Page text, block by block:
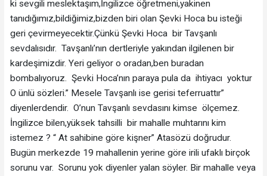
ki sevgili meslektaşım,İngilizce öğretmeni,yakinen
tanıdığımız,bildiğimiz,bizden biri olan Şevki Hoca bu isteği
geri çevirmeyecektir.Çünkü Şevki Hoca bir Tavşanlı
sevdalısıdır. Tavşanlı’nın dertleriyle yakından ilgilenen bir
kardeşimizdir. Yeri geliyor o oradan,ben buradan
bombalıyoruz. Şevki Hoca’nın paraya pula da ihtiyacı yoktur
O ünlü sözleri.” Mesele Tavşanlı ise gerisi teferruattır”
diyenlerdendir. O’nun Tavşanlı sevdasını kimse ölçemez.
İngilizce bilen,yüksek tahsilli bir mahalle muhtarını kim
istemez ? “ At sahibine göre kişner” Atasözü doğrudur.
Bugün merkezde 19 mahallenin yerine göre irili ufaklı birçok
sorunu var. Sorunu yok diyenler yalan söyler. Bir mahalle veya